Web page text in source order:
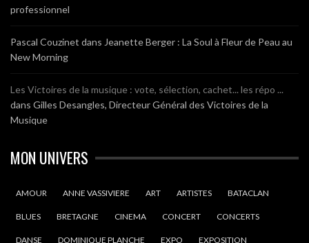
professionnel
Pascal Couzinet dans Jeanette Berger : La Soul à Fleur de Peau au
New Morning
Les Victoires de la musique : vote, sélection, cachet... les répo ...
dans Gilles Desangles, Directeur Général des Victoires de la
Musique
MON UNIVERS
AMOUR ANNE VASSIVIERE ART ARTISTES BATACLAN
BLUES BRETAGNE CINEMA CONCERT CONCERTS
DANSE DOMINIQUE PLANCHE EXPO EXPOSITION